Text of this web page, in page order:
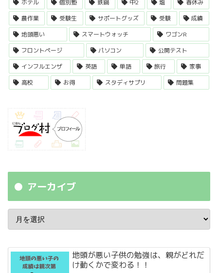
ホテル
個別塾 鉄鍋 中2 塩
春休み
農作業
受験生 サポートグッズ 受験
成績
地頭悪い
スマートウォッチ
ワゴンR
フロントページ
パソコン
公開テスト
インフルエンザ
英語 単語 旅行
家事
高校
お得 スタディサプリ 問題集
アーカイブ
地頭が悪い子供の勉強は、親がどれだ
け動くかで変わる！！